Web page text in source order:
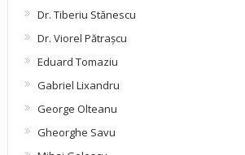
Dr. Tiberiu Stănescu
Dr. Viorel Pătraşcu
Eduard Tomaziu
Gabriel Lixandru
George Olteanu
Gheorghe Savu